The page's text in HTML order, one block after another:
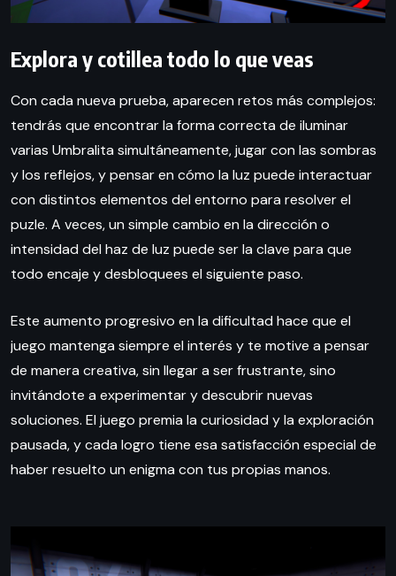
Explora y cotillea todo lo que veas
Con cada nueva prueba, aparecen retos más complejos:
tendrás que encontrar la forma correcta de iluminar
varias Umbralita simultáneamente, jugar con las sombras
y los reflejos, y pensar en cómo la luz puede interactuar
con distintos elementos del entorno para resolver el
puzle. A veces, un simple cambio en la dirección o
intensidad del haz de luz puede ser la clave para que
todo encaje y desbloquees el siguiente paso.
Este aumento progresivo en la dificultad hace que el
juego mantenga siempre el interés y te motive a pensar
de manera creativa, sin llegar a ser frustrante, sino
invitándote a experimentar y descubrir nuevas
soluciones. El juego premia la curiosidad y la exploración
pausada, y cada logro tiene esa satisfacción especial de
haber resuelto un enigma con tus propias manos.